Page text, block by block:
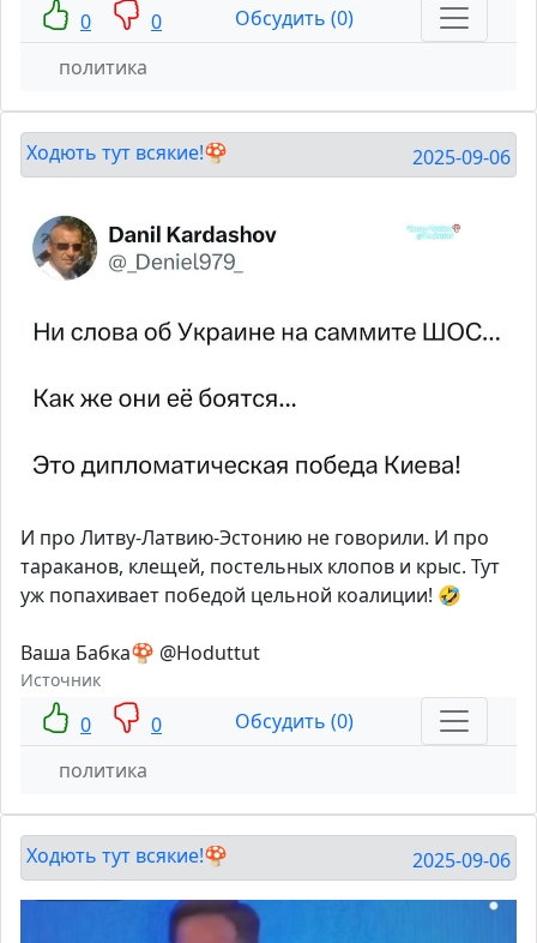
0 0
Обсудить (0)
политика
Ходють тут всякие!🍄 2025-09-06
И про Литву-Латвию-Эстонию не говорили. И про
тараканов, клещей, постельных клопов и крыс. Тут
уж попахивает победой цельной коалиции! 🤣
Ваша Бабка🍄 @Hoduttut
Источник
0 0
Обсудить (0)
политика
Ходють тут всякие!🍄 2025-09-06